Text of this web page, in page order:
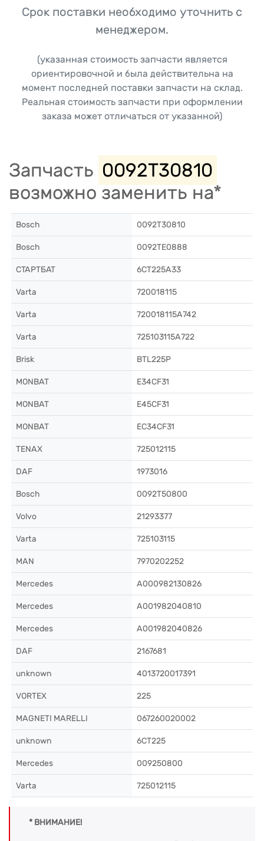
Срок поставки необходимо уточнить с
менеджером.
(указанная стоимость запчасти является
ориентировочной и была действительна на
момент последней поставки запчасти на склад.
Реальная стоимость запчасти при оформлении
заказа может отличаться от указанной)
Запчасть 0092T30810
возможно заменить на*
Bosch 0092T30810
Bosch 0092TE0888
СТАРТБАТ 6CT225A33
Varta 720018115
Varta 720018115A742
Varta 725103115A722
Brisk BTL225P
MONBAT E34CF31
MONBAT E45CF31
MONBAT EC34CF31
TENAX 725012115
DAF 1973016
Bosch 0092T50800
Volvo 21293377
Varta 725103115
MAN 7970202252
Mercedes A000982130826
Mercedes A001982040810
Mercedes A001982040826
DAF 2167681
unknown 4013720017391
VORTEX 225
MAGNETI MARELLI 067260020002
unknown 6CT225
Mercedes 009250800
Varta 725012115
* ВНИМАНИЕ!